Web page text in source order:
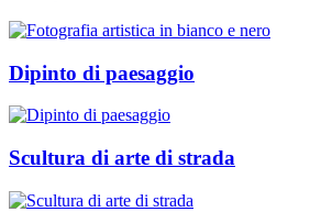
Dipinto di paesaggio
Scultura di arte di strada